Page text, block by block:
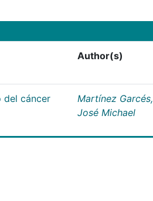
Author(s)
del cáncer
Martínez Garcés,
José Michael